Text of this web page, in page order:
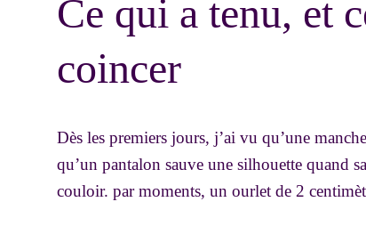
Ce qui a tenu, et
coincer
Dès les premiers jours, j’ai vu qu’une
qu’un pantalon sauve une silhouette quand
couloir. par moments, un ourlet de 2